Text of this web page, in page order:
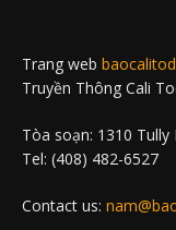
Trang web
Truyền Thông Cali
Tòa soạn: 1310 Tully
Tel: (408) 482-6527
Contact us: